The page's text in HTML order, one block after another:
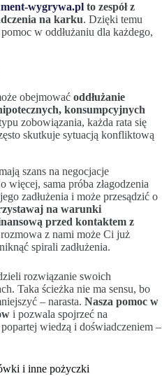
wygrywa.pl to zespół z
na karku. Dzięki temu
w oddłużaniu dla każdego,
obejmować oddłużanie
konsumpcyjnych
zobowiązania, każda rata się
skutkuje sytuacją konfliktową
szans na negocjacje
więcej, sama próba złagodzenia
zadłużenia i może przesądzić o
na warunki
przed kontaktem z
rozmowa z nami może Ci już
spirali zadłużenia.
rozwiązanie swoich
Taka ścieżka nie ma sensu, bo
– narasta. Nasza pomoc w
i pozwala spojrzeć na
wiedzą i doświadczeniem –
i inne pożyczki